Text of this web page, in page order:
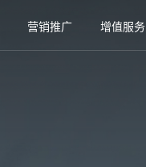
营销推广 增值服务